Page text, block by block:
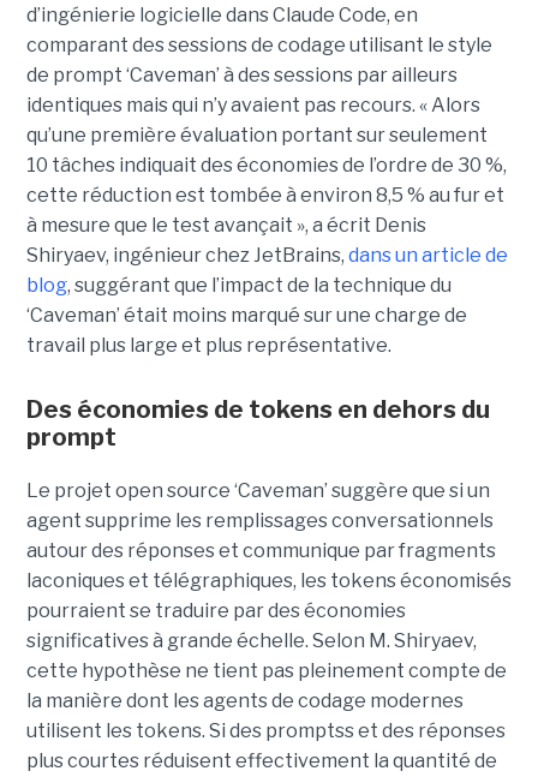
d’ingénierie logicielle dans Claude Code, en
comparant des sessions de codage utilisant le style
de prompt ‘Caveman’ à des sessions par ailleurs
identiques mais qui n’y avaient pas recours. « Alors
qu’une première évaluation portant sur seulement
10 tâches indiquait des économies de l’ordre de 30 %,
cette réduction est tombée à environ 8,5 % au fur et
à mesure que le test avançait », a écrit Denis
Shiryaev, ingénieur chez JetBrains, dans un article de
blog, suggérant que l’impact de la technique du
‘Caveman’ était moins marqué sur une charge de
travail plus large et plus représentative.
Des économies de tokens en dehors du
prompt
Le projet open source ‘Caveman’ suggère que si un
agent supprime les remplissages conversationnels
autour des réponses et communique par fragments
laconiques et télégraphiques, les tokens économisés
pourraient se traduire par des économies
significatives à grande échelle. Selon M. Shiryaev,
cette hypothèse ne tient pas pleinement compte de
la manière dont les agents de codage modernes
utilisent les tokens. Si des promptss et des réponses
plus courtes réduisent effectivement la quantité de